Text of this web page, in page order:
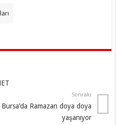
Sonraki
Bursa’da Ramazan doya doya
yaşanıyor